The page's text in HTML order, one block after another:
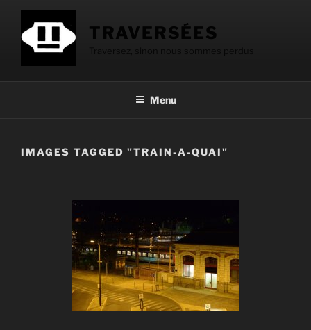
Aller
contenu
TRAVERSÉES
Menu
IMAGES TAGGED "TRAIN-A-QUAI"